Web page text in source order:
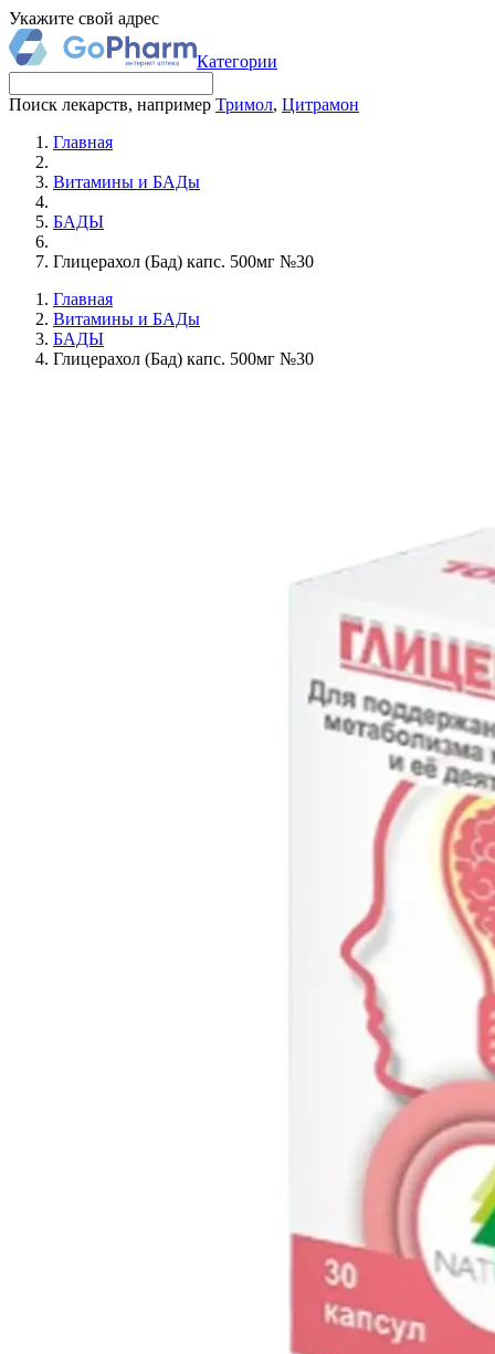
Укажите свой адрес
Категории
Поиск лекарств, например Тримол, Цитрамон
Главная
Витамины и БАДы
БАДЫ
Глицерахол (Бад) капс. 500мг №30
Главная
Витамины и БАДы
БАДЫ
Глицерахол (Бад) капс. 500мг №30